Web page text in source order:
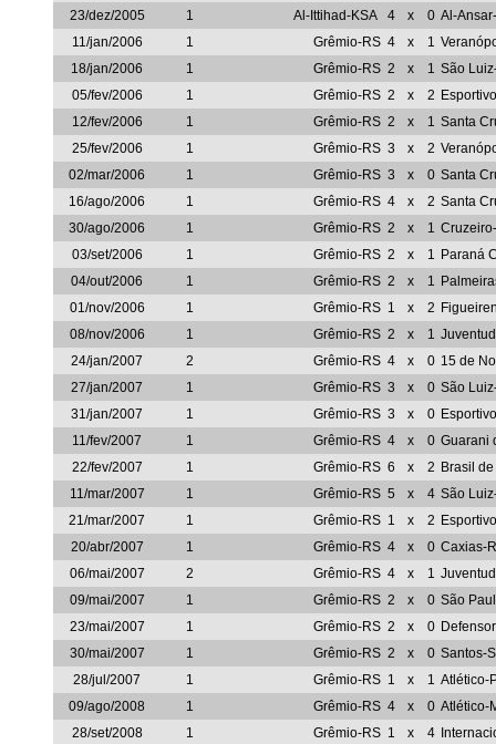
23/dez/2005
1 Al-Ittihad-KSA 4 x 0 Al-
11/jan/2006
1 Grêmio-RS 4 x 1
18/jan/2006
1 Grêmio-RS 2 x 1 São
05/fev/2006
1 Grêmio-RS 2 x 2
12/fev/2006
1 Grêmio-RS 2 x 1 Santa
25/fev/2006
1 Grêmio-RS 3 x 2
02/mar/2006
1 Grêmio-RS 3 x 0 Santa
16/ago/2006
1 Grêmio-RS 4 x 2 Santa
30/ago/2006
1 Grêmio-RS 2 x 1
03/set/2006
1 Grêmio-RS 2 x 1 Paraná
04/out/2006
1 Grêmio-RS 2 x 1
01/nov/2006
1 Grêmio-RS 1 x 2
08/nov/2006
1 Grêmio-RS 2 x 1
24/jan/2007
2 Grêmio-RS 4 x 0 15 de
27/jan/2007
1 Grêmio-RS 3 x 0 São
31/jan/2007
1 Grêmio-RS 3 x 0
11/fev/2007
1 Grêmio-RS 4 x 0 Guarani
22/fev/2007
1 Grêmio-RS 6 x 2 Brasil
11/mar/2007
1 Grêmio-RS 5 x 4 São
21/mar/2007
1 Grêmio-RS 1 x 2
20/abr/2007
1 Grêmio-RS 4 x 0 Caxias-
06/mai/2007
2 Grêmio-RS 4 x 1
09/mai/2007
1 Grêmio-RS 2 x 0 São
23/mai/2007
1 Grêmio-RS 2 x 0
30/mai/2007
1 Grêmio-RS 2 x 0 Santos-
28/jul/2007
1 Grêmio-RS 1 x 1 Atlético-
09/ago/2008
1 Grêmio-RS 4 x 0 Atlético-
28/set/2008
1 Grêmio-RS 1 x 4